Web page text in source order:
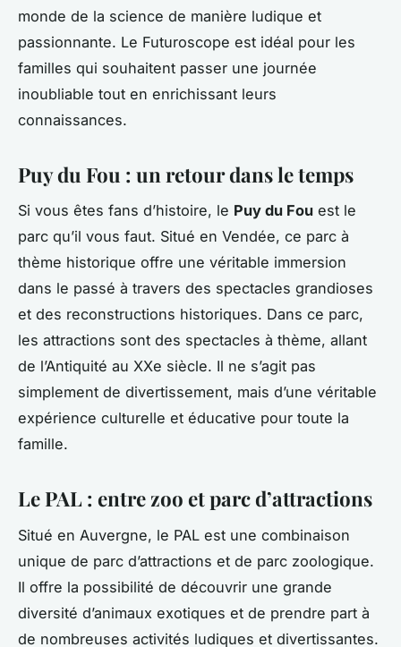
monde de la science de manière ludique et
passionnante. Le Futuroscope est idéal pour les
familles qui souhaitent passer une journée
inoubliable tout en enrichissant leurs
connaissances.
Puy du Fou : un retour dans le temps
Si vous êtes fans d’histoire, le Puy du Fou est le
parc qu’il vous faut. Situé en Vendée, ce parc à
thème historique offre une véritable immersion
dans le passé à travers des spectacles grandioses
et des reconstructions historiques. Dans ce parc,
les attractions sont des spectacles à thème, allant
de l’Antiquité au XXe siècle. Il ne s’agit pas
simplement de divertissement, mais d’une véritable
expérience culturelle et éducative pour toute la
famille.
Le PAL : entre zoo et parc d’attractions
Situé en Auvergne, le PAL est une combinaison
unique de parc d’attractions et de parc zoologique.
Il offre la possibilité de découvrir une grande
diversité d’animaux exotiques et de prendre part à
de nombreuses activités ludiques et divertissantes.